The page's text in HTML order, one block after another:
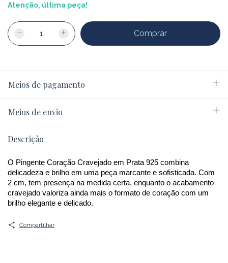
Atenção, última peça!
Meios de pagamento
Meios de envio
Descrição
O Pingente Coração Cravejado em Prata 925 combina
delicadeza e brilho em uma peça marcante e sofisticada. Com
2 cm, tem presença na medida certa, enquanto o acabamento
cravejado valoriza ainda mais o formato de coração com um
brilho elegante e delicado.
Compartilhar